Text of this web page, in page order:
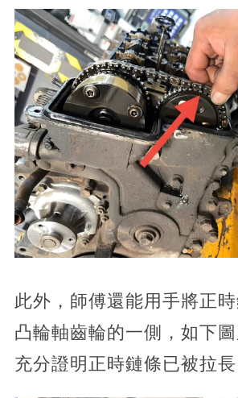
此外，師傅還能用手將正
凸輪軸齒輪的一側，如下
充分證明正時鏈條已被拉長